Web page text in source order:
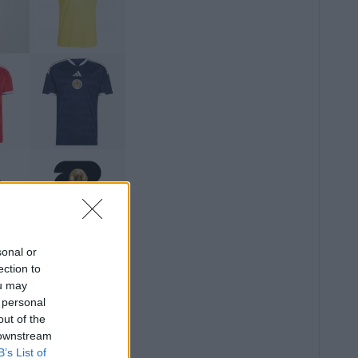
or
to
may
of the
List of